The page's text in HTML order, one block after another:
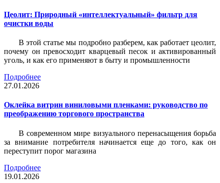
Цеолит: Природный «интеллектуальный» фильтр для
очистки воды
В этой статье мы подробно разберем, как работает цеолит,
почему он превосходит кварцевый песок и активированный
уголь, и как его применяют в быту и промышленности
Подробнее
27.01.2026
Оклейка витрин виниловыми пленками: руководство по
преображению торгового пространства
В современном мире визуального перенасыщения борьба
за внимание потребителя начинается еще до того, как он
переступит порог магазина
Подробнее
19.01.2026